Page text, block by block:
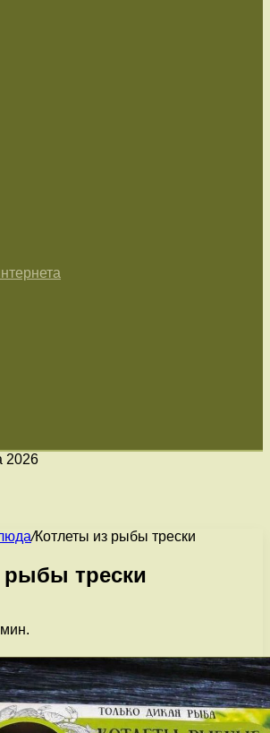
2026
/Котлеты из рыбы трески
рыбы трески